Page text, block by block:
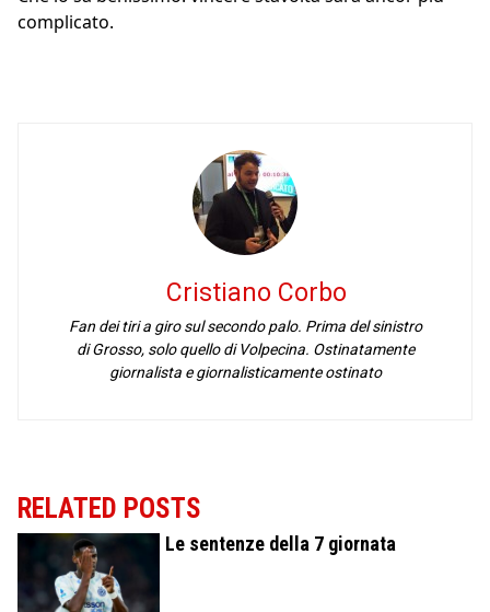
complicato.
Cristiano Corbo
Fan dei tiri a giro sul secondo palo. Prima del sinistro
di Grosso, solo quello di Volpecina. Ostinatamente
giornalista e giornalisticamente ostinato
RELATED POSTS
Le sentenze della 7 giornata